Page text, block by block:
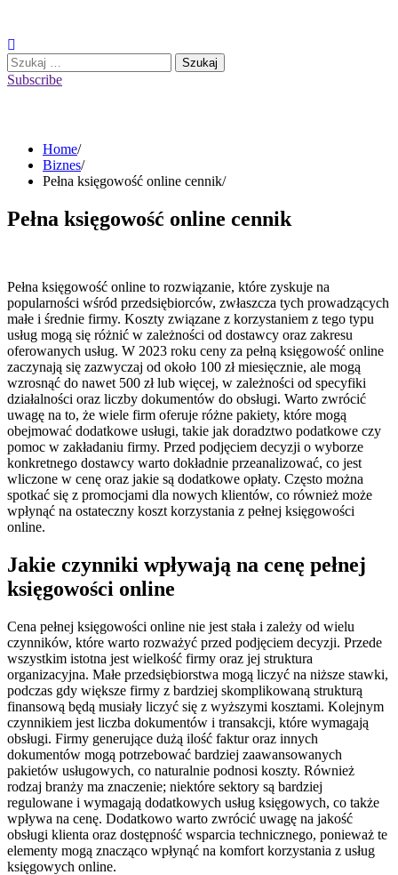
content
Szukaj:
Subscribe
Home
Biznes
Pełna księgowość online cennik
Pełna księgowość online cennik
Pełna księgowość online to rozwiązanie, które zyskuje na
popularności wśród przedsiębiorców, zwłaszcza tych prowadzących
małe i średnie firmy. Koszty związane z korzystaniem z tego typu
usług mogą się różnić w zależności od dostawcy oraz zakresu
oferowanych usług. W 2023 roku ceny za pełną księgowość online
zaczynają się zazwyczaj od około 100 zł miesięcznie, ale mogą
wzrosnąć do nawet 500 zł lub więcej, w zależności od specyfiki
działalności oraz liczby dokumentów do obsługi. Warto zwrócić
uwagę na to, że wiele firm oferuje różne pakiety, które mogą
obejmować dodatkowe usługi, takie jak doradztwo podatkowe czy
pomoc w zakładaniu firmy. Przed podjęciem decyzji o wyborze
konkretnego dostawcy warto dokładnie przeanalizować, co jest
wliczone w cenę oraz jakie są dodatkowe opłaty. Często można
spotkać się z promocjami dla nowych klientów, co również może
wpłynąć na ostateczny koszt korzystania z pełnej księgowości
online.
Jakie czynniki wpływają na cenę pełnej
księgowości online
Cena pełnej księgowości online nie jest stała i zależy od wielu
czynników, które warto rozważyć przed podjęciem decyzji. Przede
wszystkim istotna jest wielkość firmy oraz jej struktura
organizacyjna. Małe przedsiębiorstwa mogą liczyć na niższe stawki,
podczas gdy większe firmy z bardziej skomplikowaną strukturą
finansową będą musiały liczyć się z wyższymi kosztami. Kolejnym
czynnikiem jest liczba dokumentów i transakcji, które wymagają
obsługi. Firmy generujące dużą ilość faktur oraz innych
dokumentów mogą potrzebować bardziej zaawansowanych
pakietów usługowych, co naturalnie podnosi koszty. Również
rodzaj branży ma znaczenie; niektóre sektory są bardziej
regulowane i wymagają dodatkowych usług księgowych, co także
wpływa na cenę. Dodatkowo warto zwrócić uwagę na jakość
obsługi klienta oraz dostępność wsparcia technicznego, ponieważ te
elementy mogą znacząco wpłynąć na komfort korzystania z usług
księgowych online.